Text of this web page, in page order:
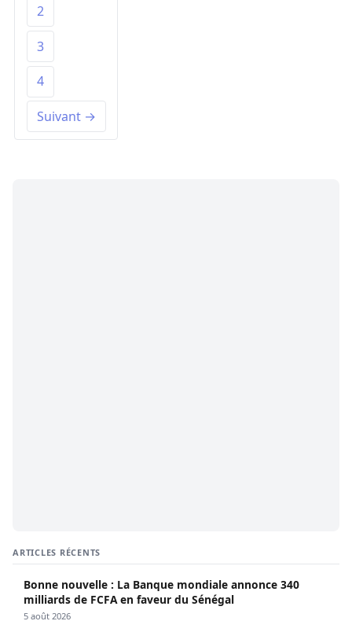
2
3
4
Suivant →
ARTICLES RÉCENTS
Bonne nouvelle : La Banque mondiale annonce 340
milliards de FCFA en faveur du Sénégal
5 août 2026